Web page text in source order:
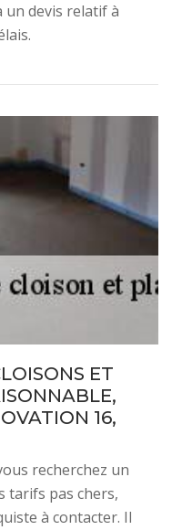
un devis relatif à
ET
16,
recherchez un
tarifs pas chers,
à contacter. Il